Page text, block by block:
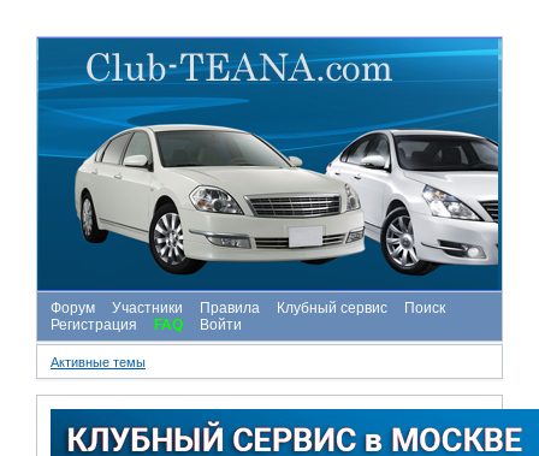
Форум Участники Правила Клубный сервис
Поиск
Регистрация
FAQ Войти
Активные темы